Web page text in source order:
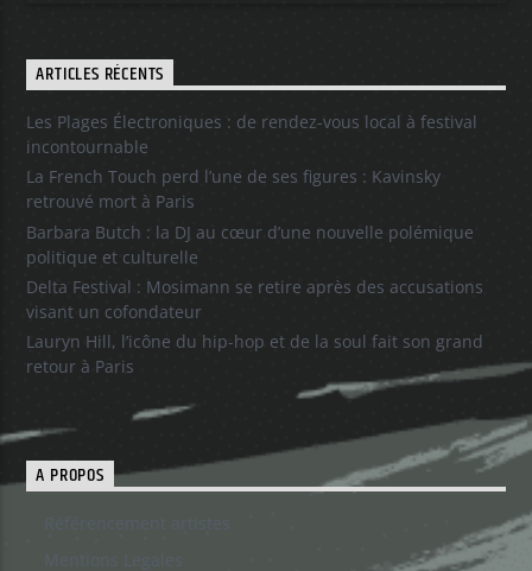
ARTICLES RÉCENTS
Les Plages Électroniques : de rendez-vous local à festival
incontournable
La French Touch perd l’une de ses figures : Kavinsky
retrouvé mort à Paris
Barbara Butch : la DJ au cœur d’une nouvelle polémique
politique et culturelle
Delta Festival : Mosimann se retire après des accusations
visant un cofondateur
Lauryn Hill, l’icône du hip-hop et de la soul fait son grand
retour à Paris
A PROPOS